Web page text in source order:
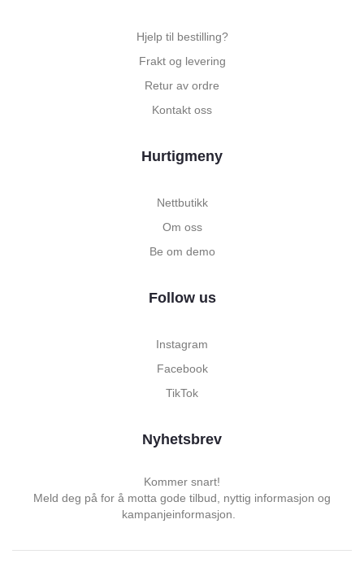
Hjelp til bestilling?
Frakt og levering
Retur av ordre
Kontakt oss
Hurtigmeny
Nettbutikk
Om oss
Be om demo
Follow us
Instagram
Facebook
TikTok
Nyhetsbrev
Kommer snart!
Meld deg på for å motta gode tilbud, nyttig informasjon og
kampanjeinformasjon.